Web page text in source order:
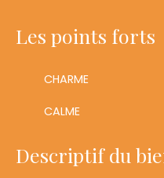
Les points forts
CHARME
CALME
Descriptif du